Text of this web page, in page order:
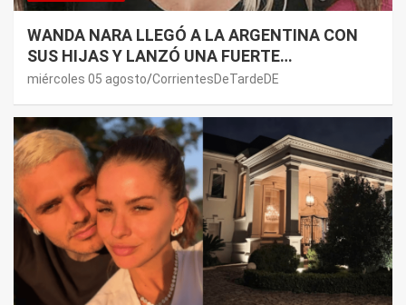
WANDA NARA LLEGÓ A LA ARGENTINA CON
SUS HIJAS Y LANZÓ UNA FUERTE
PREMONICIÓN SOBRE MAURO ICARDI
miércoles 05 agosto CorrientesDeTardeDE